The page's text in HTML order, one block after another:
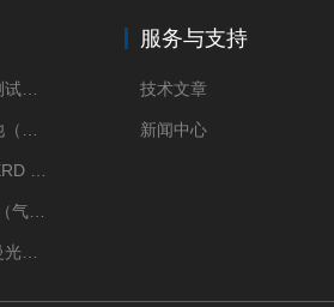
服务与支持
技术文章
新闻中心